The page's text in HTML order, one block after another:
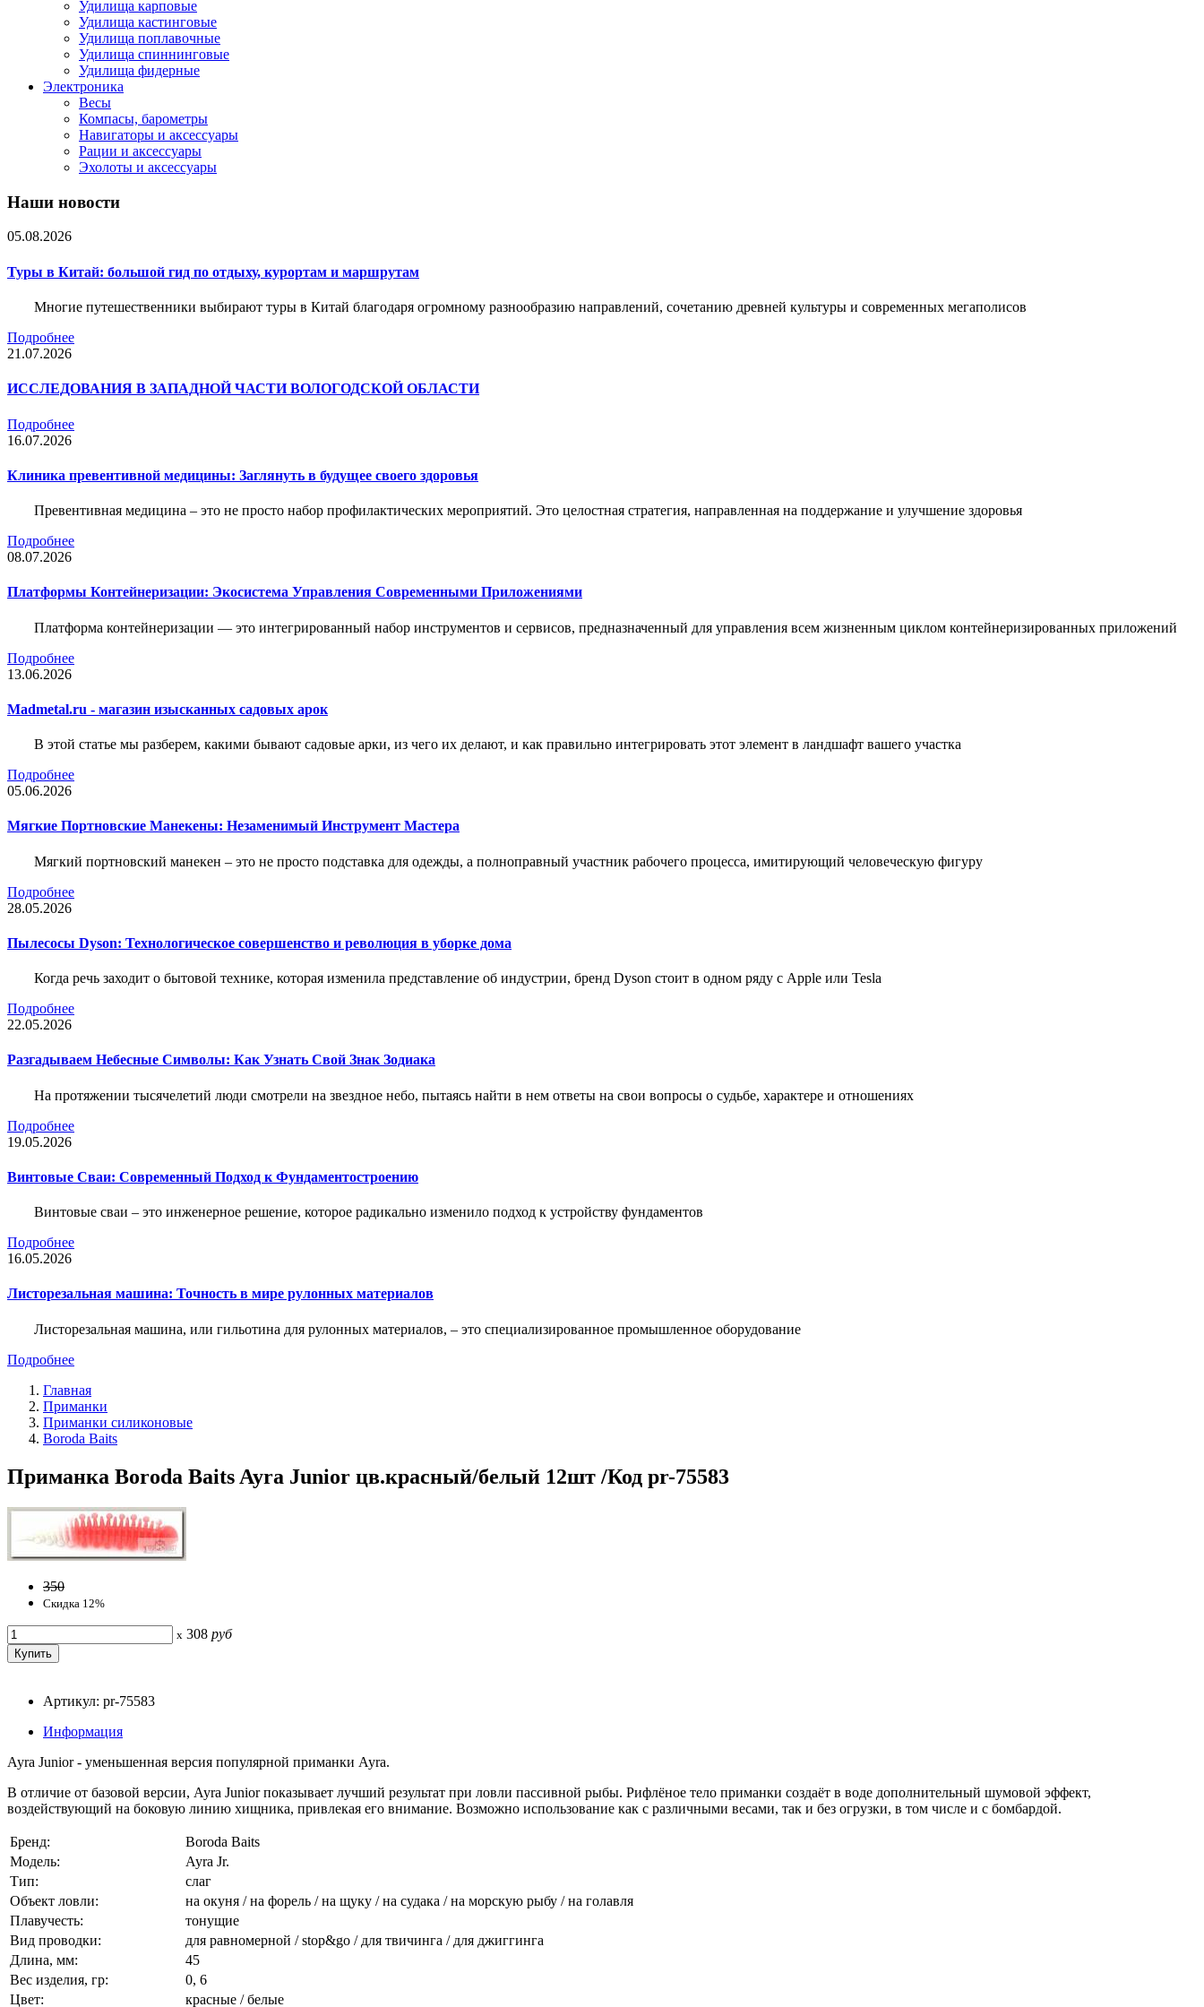
Удилища карповые
Удилища кастинговые
Удилища поплавочные
Удилища спиннинговые
Удилища фидерные
Электроника
Весы
Компасы, барометры
Навигаторы и аксессуары
Рации и аксессуары
Эхолоты и аксессуары
Наши новости
05.08.2026
Туры в Китай: большой гид по отдыху, курортам и маршрутам
Многие путешественники выбирают туры в Китай благодаря огромному разнообразию направлений, сочетанию древней культуры и современных мегаполисов
Подробнее
21.07.2026
ИССЛЕДОВАНИЯ В ЗАПАДНОЙ ЧАСТИ ВОЛОГОДСКОЙ ОБЛАСТИ
Подробнее
16.07.2026
Клиника превентивной медицины: Заглянуть в будущее своего здоровья
Превентивная медицина – это не просто набор профилактических мероприятий. Это целостная стратегия, направленная на поддержание и улучшение здоровья
Подробнее
08.07.2026
Платформы Контейнеризации: Экосистема Управления Современными Приложениями
Платформа контейнеризации — это интегрированный набор инструментов и сервисов, предназначенный для управления всем жизненным циклом контейнеризированных приложений
Подробнее
13.06.2026
Madmetal.ru - магазин изысканных садовых арок
В этой статье мы разберем, какими бывают садовые арки, из чего их делают, и как правильно интегрировать этот элемент в ландшафт вашего участка
Подробнее
05.06.2026
Мягкие Портновские Манекены: Незаменимый Инструмент Мастера
Мягкий портновский манекен – это не просто подставка для одежды, а полноправный участник рабочего процесса, имитирующий человеческую фигуру
Подробнее
28.05.2026
Пылесосы Dyson: Технологическое совершенство и революция в уборке дома
Когда речь заходит о бытовой технике, которая изменила представление об индустрии, бренд Dyson стоит в одном ряду с Apple или Tesla
Подробнее
22.05.2026
Разгадываем Небесные Символы: Как Узнать Свой Знак Зодиака
На протяжении тысячелетий люди смотрели на звездное небо, пытаясь найти в нем ответы на свои вопросы о судьбе, характере и отношениях
Подробнее
19.05.2026
Винтовые Сваи: Современный Подход к Фундаментостроению
Винтовые сваи – это инженерное решение, которое радикально изменило подход к устройству фундаментов
Подробнее
16.05.2026
Листорезальная машина: Точность в мире рулонных материалов
Листорезальная машина, или гильотина для рулонных материалов, – это специализированное промышленное оборудование
Подробнее
Главная
Приманки
Приманки силиконовые
Boroda Baits
Приманка Boroda Baits Ayra Junior цв.красный/белый 12шт /Код pr-75583
350
Скидка 12%
x 308 руб
Артикул: pr-75583
Информация
Ayra Junior - уменьшенная версия популярной приманки Ayra.
В отличие от базовой версии, Ayra Junior показывает лучший результат при ловли пассивной рыбы. Рифлёное тело приманки создаёт в воде дополнительный шумовой эффект,
воздействующий на боковую линию хищника, привлекая его внимание. Возможно использование как с различными весами, так и без огрузки, в том числе и с бомбардой.
Бренд:
Boroda Baits
Модель:
Ayra Jr.
Тип:
слаг
Объект ловли:
на окуня / на форель / на щуку / на судака / на морскую рыбу / на голавля
Плавучесть:
тонущие
Вид проводки:
для равномерной / stop&go / для твичинга / для джиггинга
Длина, мм:
45
Вес изделия, гр:
0, 6
Цвет:
красные / белые